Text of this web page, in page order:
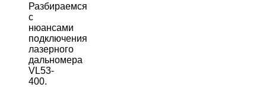
Разбираемся
с
нюансами
подключения
лазерного
дальномера
VL53-
400.